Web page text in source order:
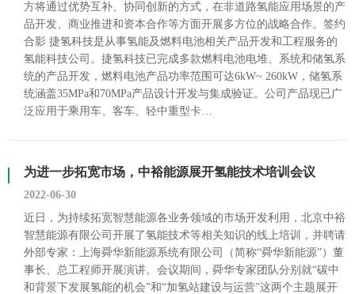
方将通过优势互补、协同创新的方式，在非道路氢能应用场景的产
品开发、商业推进和资本合作等方面开展多方位的战略合作。签约
合影 捷氢科技是从事氢能及燃料电池相关产品开发和工程服务的
氢能科技公司。捷氢科技已完成多款燃料电池电堆、系统和储氢系
统的产品开发，燃料电池产品功率范围可达6kW~ 260kW，储氢系
统涵盖35MPa和70MPa产品设计开发与集成验证。公司产品现已广
泛应用于乘用车、客车、轻中重型卡…
为进一步拓宽市场，中裕能源展开氢能技术培训会议
2022-06-30
近日，为持续拓宽智慧能源各业务领域的市场开发利用，北京中裕
智慧能源有限公司开展了氢能技术等相关知识的线上培训，并聘请
外部专家：上海舜华新能源系统有限公司（简称“舜华新能源”）董
事长、总工程师开展演讲。会议期间，舜华专家团队分别就“碳中
和背景下发展氢能的机会”和“加氢站建设与运营”这两个主题展开